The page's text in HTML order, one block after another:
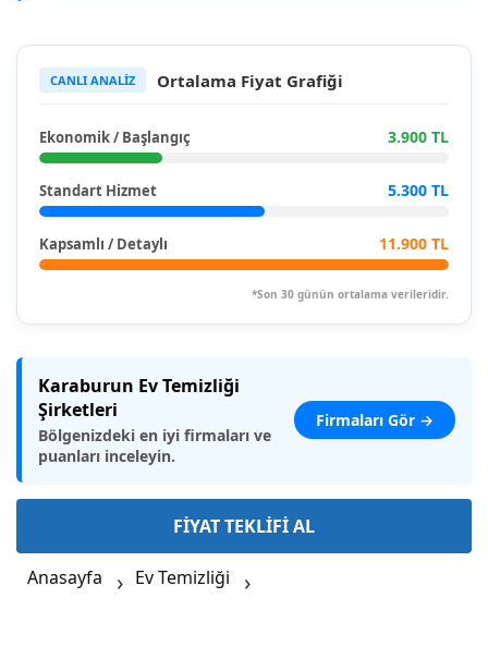
CANLI ANALİZ Ortalama Fiyat Grafiği
Ekonomik / Başlangıç 3.900 TL
Standart Hizmet 5.300 TL
Kapsamlı / Detaylı 11.900 TL
*Son 30 günün ortalama verileridir.
Karaburun Ev Temizliği
Şirketleri
Bölgenizdeki en iyi firmaları ve
puanları inceleyin.
Firmaları Gör →
FİYAT TEKLİFİ AL
Anasayfa Ev Temizliği